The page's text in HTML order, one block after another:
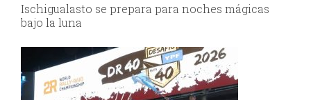
Ischigualasto se prepara para noches mágicas
bajo la luna